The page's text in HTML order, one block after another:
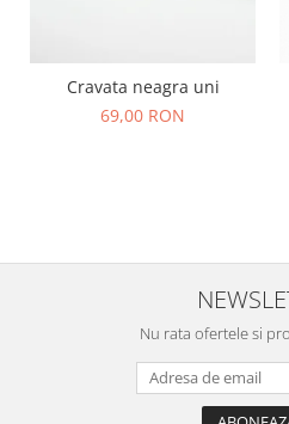
Cravata neagra uni
69,00 RON
Nu rata ofertele si